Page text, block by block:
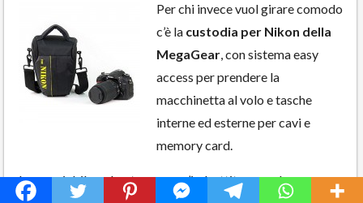
Per chi invece vuol girare comodo
c’è la custodia per Nikon della
MegaGear , con sistema easy
access per prendere la
macchinetta al volo e tasche
interne ed esterne per cavi e
memory card.
Impermiabile, robusta e con un’imbottitura per la
Privacy & Cookies Policy